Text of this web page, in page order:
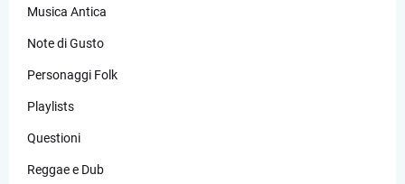
Musica Antica
Note di Gusto
Personaggi Folk
Playlists
Questioni
Reggae e Dub